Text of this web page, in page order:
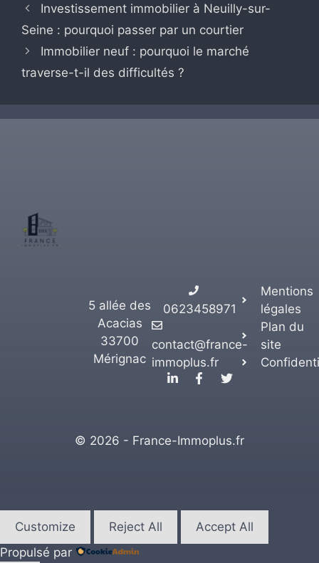
Investissement immobilier à Neuilly-sur-
Seine : pourquoi passer par un courtier
Immobilier neuf : pourquoi le marché
traverse-t-il des difficultés ?
5 allée des
Acacias
33700
Mérignac
0623458971
contact@france-
immoplus.fr
Mentions
légales
Plan du
site
© 2026 - France-Immoplus.fr
Customize Reject All
Accept All
Propulsé par